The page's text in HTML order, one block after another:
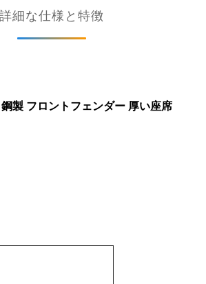
詳細な仕様と特徴
製 フロントフェンダー 厚い座席